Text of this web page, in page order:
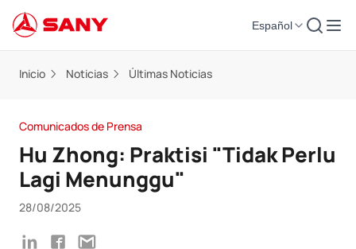
Español
Inicio Noticias Últimas Noticias
Comunicados de Prensa
Hu Zhong: Praktisi "Tidak Perlu
Lagi Menunggu"
28/08/2025